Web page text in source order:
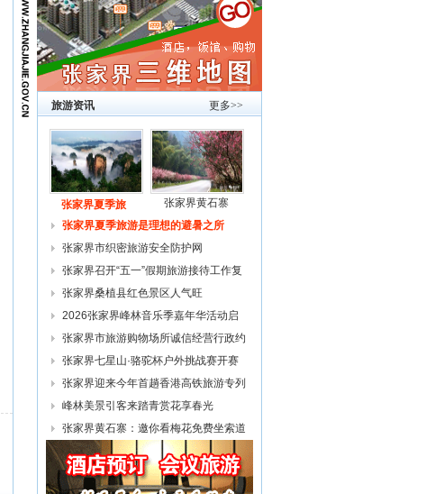
更多>>
旅游资讯
张家界夏季旅
张家界黄石寨
张家界夏季旅游是理想的避暑之所
张家界市织密旅游安全防护网
张家界召开“五一”假期旅游接待工作复
张家界桑植县红色景区人气旺
2026张家界峰林音乐季嘉年华活动启
幕
张家界市旅游购物场所诚信经营行政约
谈
张家界七星山·骆驼杯户外挑战赛开赛
张家界迎来今年首趟香港高铁旅游专列
峰林美景引客来踏青赏花享春光
张家界黄石寨：邀你看梅花免费坐索道